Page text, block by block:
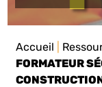
Accueil
FORMATEUR